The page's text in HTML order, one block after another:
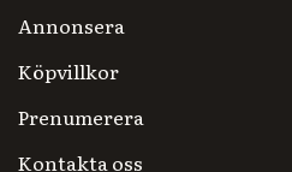
Annonsera
Köpvillkor
Prenumerera
Kontakta oss